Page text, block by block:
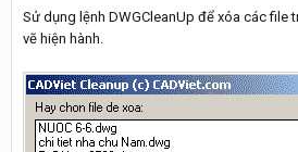
Sử dụng lệnh DWGCleanUp để xóa các file
vẽ hiện hành.